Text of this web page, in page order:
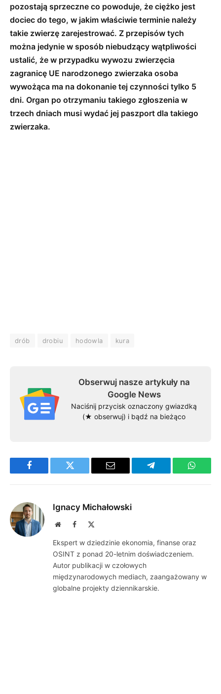
pozostają sprzeczne co powoduje, że ciężko jest
dociec do tego, w jakim właściwie terminie należy
takie zwierzę zarejestrować. Z przepisów tych
można jedynie w sposób niebudzący wątpliwości
ustalić, że w przypadku wywozu zwierzęcia
zagranicę UE narodzonego zwierzaka osoba
wywożąca ma na dokonanie tej czynności tylko 5
dni. Organ po otrzymaniu takiego zgłoszenia w
trzech dniach musi wydać jej paszport dla takiego
zwierzaka.
drób drobiu hodowla kura
Obserwuj nasze artykuły na
Google News
Naciśnij przycisk oznaczony gwiazdką
(★ obserwuj) i bądź na bieżąco
Facebook Twitter Email Telegram
Ignacy Michałowski
WebsiteFacebook
Ekspert w dziedzinie ekonomia, finanse oraz
OSINT z ponad 20-letnim doświadczeniem.
Autor publikacji w czołowych
międzynarodowych mediach, zaangażowany w
globalne projekty dziennikarskie.